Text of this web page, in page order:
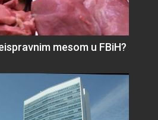
mesom u FBiH?